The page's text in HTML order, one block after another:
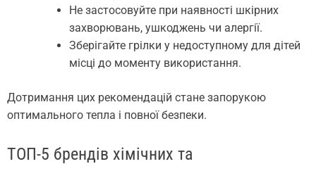
Не застосовуйте при наявності шкірних
захворювань, ушкоджень чи алергії.
Зберігайте грілки у недоступному для дітей
місці до моменту використання.
Дотримання цих рекомендацій стане запорукою
оптимального тепла і повної безпеки.
ТОП-5 брендів хімічних та